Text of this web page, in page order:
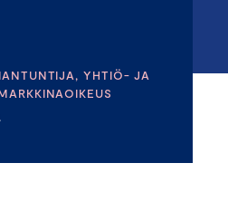
YHTIÖ- JA